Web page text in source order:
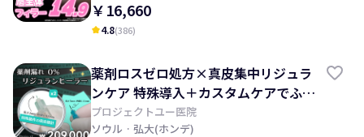
￥16,660
kid_star4.8(386)
薬剤ロスゼロ処方×真皮集中リジュラ
ンケア 特殊導入＋カスタムケアでふっ
くらハリ肌へ
プロジェクトユー医院
ソウル · 弘大(ホンデ)